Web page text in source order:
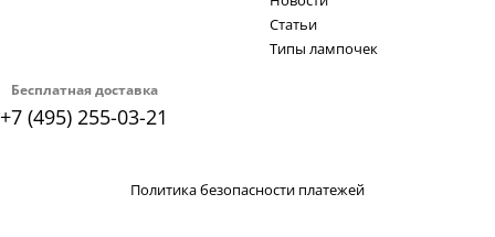
Бесплатная доставка
+7 (495) 255-03-21
Статьи
Типы лампочек
Политика безопасности платежей